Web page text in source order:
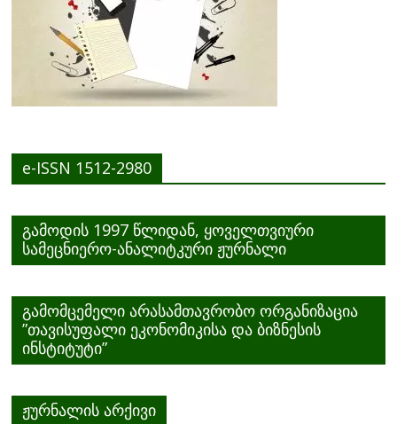
e-ISSN 1512-2980
გამოდის 1997 წლიდან, ყოველთვიური
სამეცნიერო-ანალიტკური ჟურნალი
გამომცემელი არასამთავრობო ორგანიზაცია
”თავისუფალი ეკონომიკისა და ბიზნესის
ინსტიტუტი”
ჟურნალის არქივი